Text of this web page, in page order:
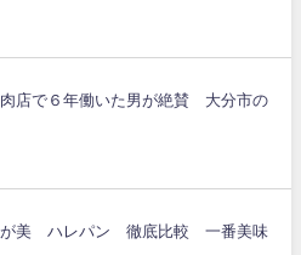
店で６年働いた男が絶賛 大分市の
美 ハレパン 徹底比較 一番美味